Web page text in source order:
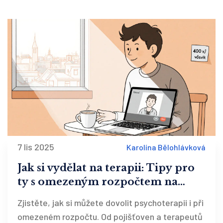
7 lis 2025 Karolína Bělohlávková
Jak si vydělat na terapii: Tipy pro
ty s omezeným rozpočtem na
duševní zdraví
Zjistěte, jak si můžete dovolit psychoterapii i při
omezeném rozpočtu. Od pojišťoven a terapeutů